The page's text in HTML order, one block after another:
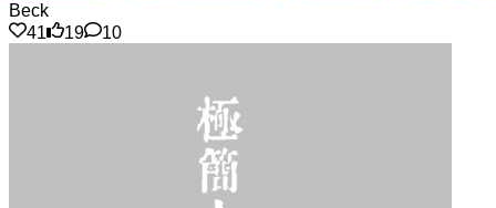
Beck
41
19 10